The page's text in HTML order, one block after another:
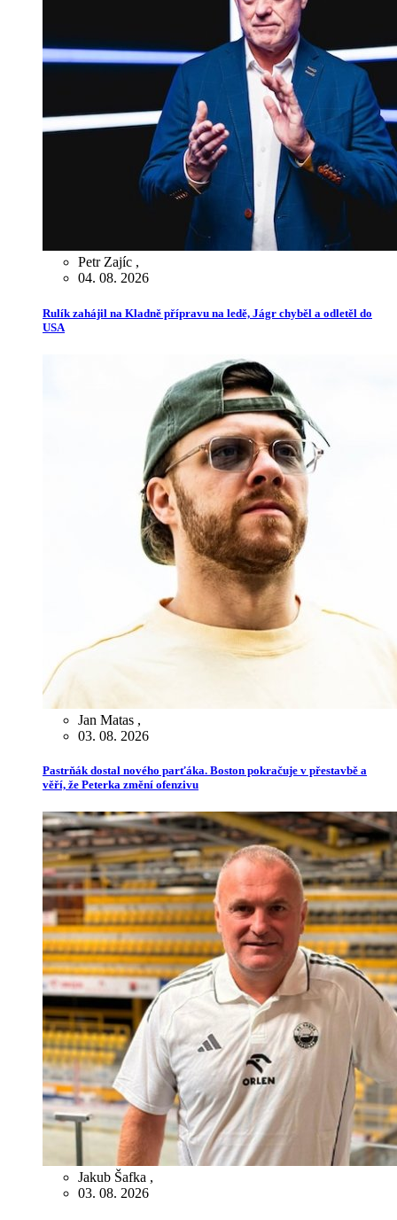
Petr Zajíc ,
04. 08. 2026
Rulík zahájil na Kladně přípravu na ledě, Jágr chyběl a odletěl do
USA
Jan Matas ,
03. 08. 2026
Pastrňák dostal nového parťáka. Boston pokračuje v přestavbě a
věří, že Peterka změní ofenzivu
Jakub Šafka ,
03. 08. 2026